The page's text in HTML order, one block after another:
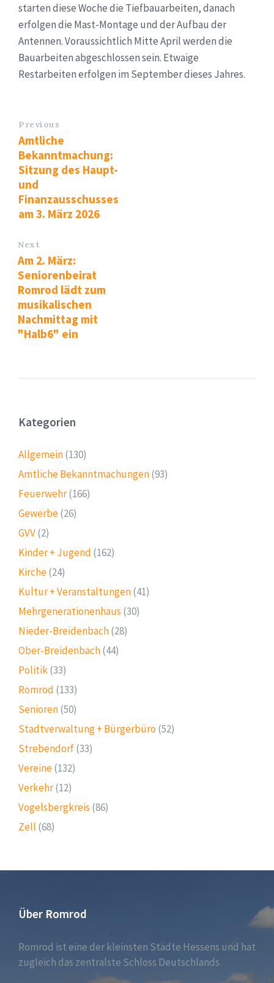
starten diese Woche die Tiefbauarbeiten, danach
erfolgen die Mast-Montage und der Aufbau der
Antennen. Voraussichtlich Mitte April werden die
Bauarbeiten abgeschlossen sein. Etwaige
Restarbeiten erfolgen im September dieses Jahres.
Previous
Amtliche
Bekanntmachung:
Sitzung des Haupt-
und
Finanzausschusses
am 3. März 2026
Next
Am 2. März:
Seniorenbeirat
Romrod lädt zum
musikalischen
Nachmittag mit
"Halb6" ein
Kategorien
Allgemein(130)
Amtliche Bekanntmachungen(93)
Feuerwehr(166)
Gewerbe(26)
GVV(2)
Kinder + Jugend (162)
Kirche(24)
Kultur + Veranstaltungen(41)
Mehrgenerationenhaus (30)
Nieder-Breidenbach(28)
Ober-Breidenbach(44)
Politik(33)
Romrod (133)
Senioren(50)
Stadtverwaltung + Bürgerbüro (52)
Strebendorf(33)
Vereine(132)
Verkehr(12)
Vogelsbergkreis (86)
Zell (68)
Über Romrod
Romrod ist eine der kleinsten Städte Hessens und hat
zugleich das zentralste Schloss Deutschlands.